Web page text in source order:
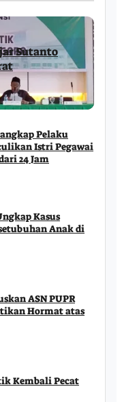
Sutanto
Pelaku
Istri Pegawai
24 Jam
Kasus
Anak di
ASN PUPR
Hormat atas
Kembali Pecat